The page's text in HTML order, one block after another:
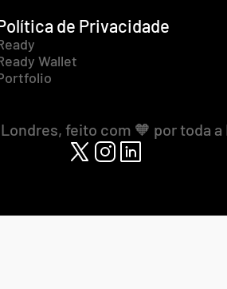
de Privacidade
Wallet
feito com 🧡 por toda a